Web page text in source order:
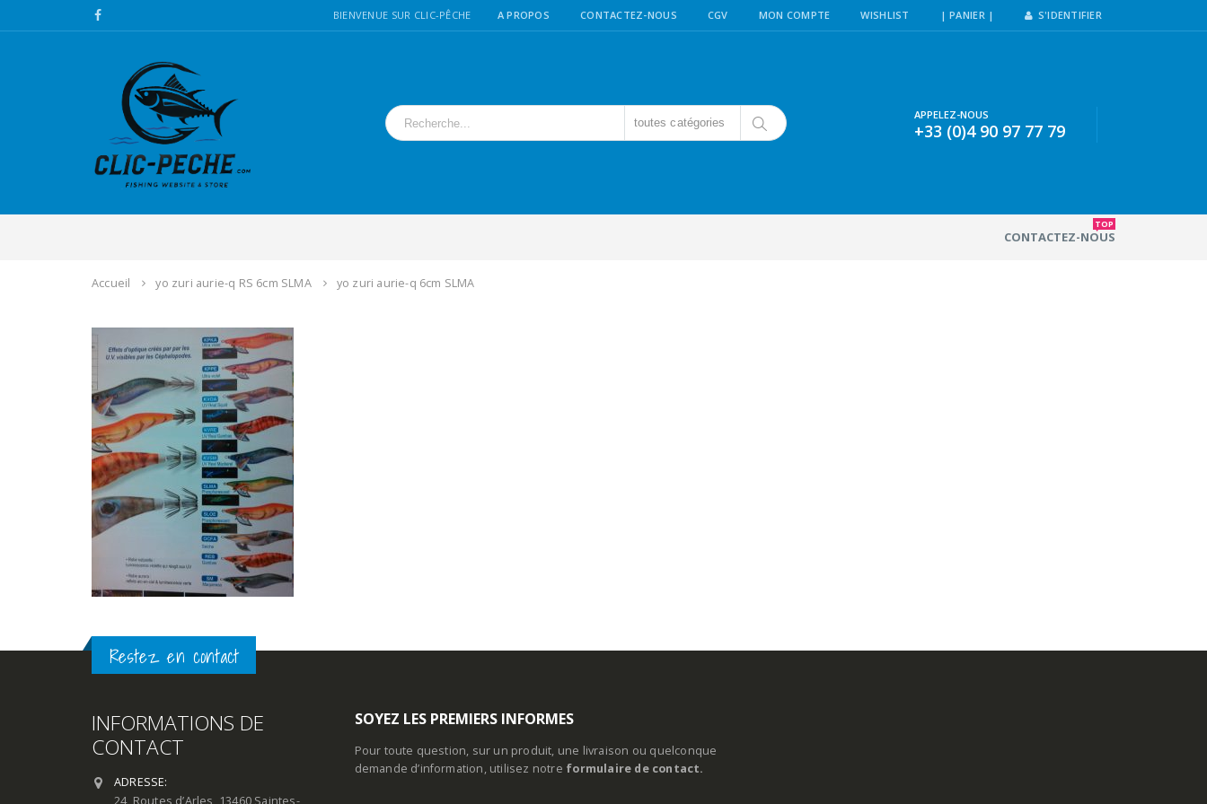
BIENVENUE SUR CLIC-PÊCHE A PROPOS CONTACTEZ-NOUS CGV MON COMPTE WISHLIST | PANIER | S'IDENTIFIER
toutes catégories
APPELEZ-NOUS
+33 (0)4 90 97 77 79
CONTACTEZ-NOUS
TOP
Accueil yo zuri aurie-q RS 6cm SLMA yo zuri aurie-q 6cm SLMA
Restez en contact
INFORMATIONS DE
CONTACT
ADRESSE:
24, Routes d’Arles, 13460 Saintes-
SOYEZ LES PREMIERS INFORMES
Pour toute question, sur un produit, une livraison ou quelconque
demande d’information, utilisez notre formulaire de contact.